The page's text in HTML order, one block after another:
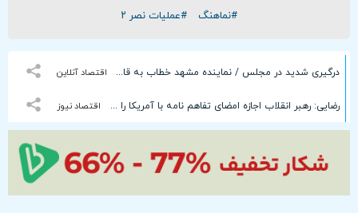
#نماهنگ #عملیات نصر ۲
اقتصاد آنلاین درگیری شدید در مجلس / نماینده مشهد خطاب به قالیباف: چرا دستاوردسازی خلاف واقع می‌کنید؟!
اقتصاد نیوز رضایی: رهبر انقلاب اجازه امضای تفاهم نامه با آمریکا را دادند/ حملات ایران مواضع آمریکا در کویت را به خرابه تبدیل کرد/ به هیچ وجه اجازۀ باز شدن کریدور دوم در تنگه هرمز را نمی‌دهیم